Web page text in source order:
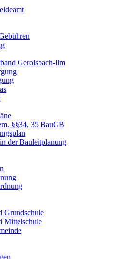
Gerolsbach-Ilm
§§34, 35 BauGB
der Bauleitplanung
Grundschule
Mittelschule